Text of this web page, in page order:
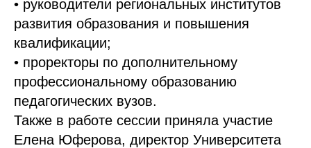
• руководители региональных институтов
развития образования и повышения
квалификации;
• проректоры по дополнительному
профессиональному образованию
педагогических вузов.
Также в работе сессии приняла участие
Елена Юферова, директор Университета